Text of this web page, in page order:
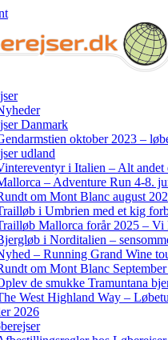
Danmark
oktober 2023 –
udland
i Italien – Alt
– Adventure Run 4-8.
om Mont Blanc august
i Umbrien med et kig
Mallorca forår 2025 – Vi
i Norditalien –
– Running Grand Wine
om Mont Blanc
de smukke Tramuntana
West Highland Way –
2026